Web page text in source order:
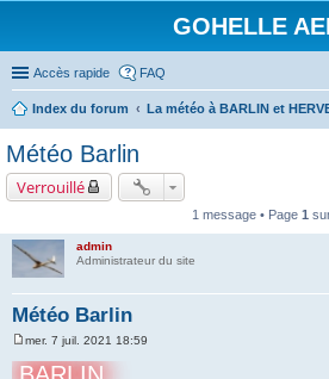
GOHELLE
Accès rapide FAQ
Index du forum La météo à BARLIN et
Météo Barlin
Verrouillé
1 message • Page 1
admin
Administrateur du site
Météo Barlin
e
mer. 7 juil. 2021 18:59